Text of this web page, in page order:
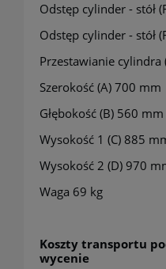
Odstęp cylinder - stół
Odstęp cylinder - stół
Przestawianie cylindra
Szerokość (A) 700 mm
Głębokość (B) 560 mm
Wysokość 1 (C) 885
Wysokość 2 (D) 970
Waga 69 kg
Koszty transportu
wycenie